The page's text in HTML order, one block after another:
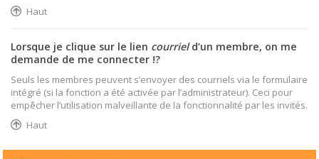
Haut
Lorsque je clique sur le lien courrield’un membre, on me
demande de me connecter !?
Seuls les membres peuvent s’envoyer des courriels via le formulaire
intégré (si la fonction a été activée par l’administrateur). Ceci pour
empêcher l’utilisation malveillante de la fonctionnalité par les invités.
Haut